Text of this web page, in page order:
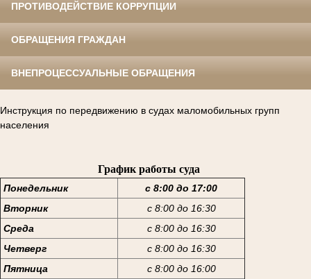
ПРОТИВОДЕЙСТВИЕ КОРРУПЦИИ
ОБРАЩЕНИЯ ГРАЖДАН
ВНЕПРОЦЕССУАЛЬНЫЕ ОБРАЩЕНИЯ
Инструкция по передвижению в судах маломобильных групп
населения
График работы суда
Понедельник
с 8:00 до 17:00
Вторник
с 8:00 до 16:30
Среда
с 8:00 до 16:30
Четверг
с 8:00 до 16:30
Пятница
с 8:00 до 16:00